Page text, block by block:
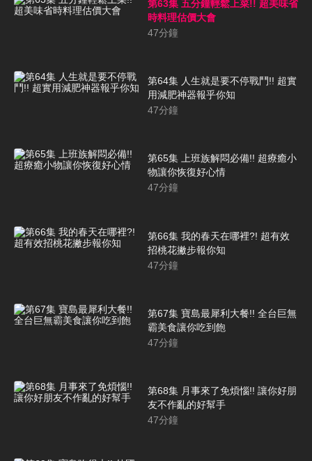
第63集 五分鐘輕鬆上菜!! 超美味省
時料理估價大會
47分鐘
第64集 人生就是要不停戰鬥!! 超實
用減肥神器報乎你知
47分鐘
第65集 上班族解悶必備!! 超療癒小
物讓你恢復好心情
47分鐘
第66集 我的春天在哪裡?! 超有效
招桃花撇步報你知
47分鐘
第67集 寶島最犀利大餐!! 全台巨無
霸美食讓你吃到飽
47分鐘
第68集 月事來了免煩惱!! 讓你好朋
友不作亂的好幫手
47分鐘